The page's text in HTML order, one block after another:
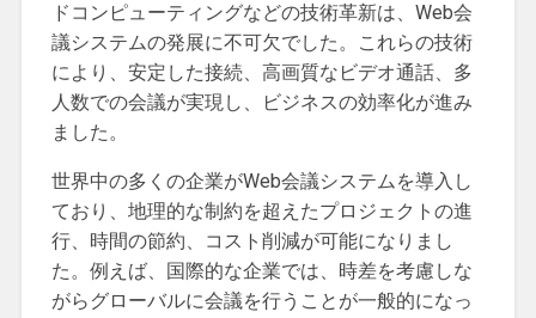
ドコンピューティングなどの技術革新は、Web会
議システムの発展に不可欠でした。これらの技術
により、安定した接続、高画質なビデオ通話、多
人数での会議が実現し、ビジネスの効率化が進み
ました。
世界中の多くの企業がWeb会議システムを導入し
ており、地理的な制約を超えたプロジェクトの進
行、時間の節約、コスト削減が可能になりまし
た。例えば、国際的な企業では、時差を考慮しな
がらグローバルに会議を行うことが一般的になっ